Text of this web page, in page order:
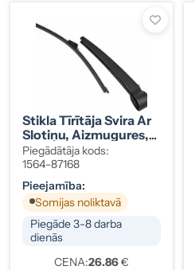
Stikla Tīrītāja Svira Ar
Slotiņu, Aizmugures,
Golf, Polo,
6Q6955425A
Piegādātāja kods:
1564-87168
Pieejamība:
Somijas noliktavā
Piegāde 3-8 darba
dienās
CENA:26.86€